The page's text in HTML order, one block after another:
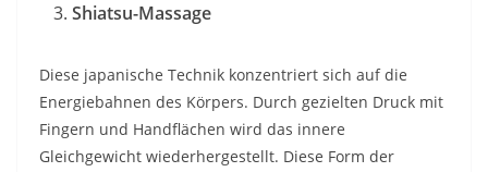
Shiatsu-Massage
Diese japanische Technik konzentriert sich auf die
Energiebahnen des Körpers. Durch gezielten Druck mit
Fingern und Handflächen wird das innere
Gleichgewicht wiederhergestellt. Diese Form der